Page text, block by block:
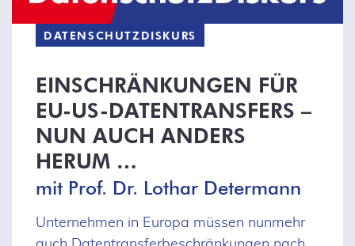
EINSCHRÄNKUNGEN FÜR
EU-US-DATENTRANSFERS –
NUN AUCH ANDERS
HERUM …
mit Prof. Dr. Lothar Determann
Unternehmen in Europa müssen nunmehr
DATENSCHUTZDISKURS